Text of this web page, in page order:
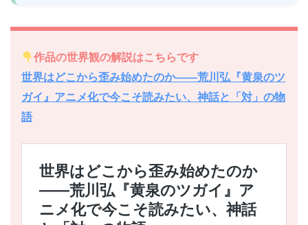
作品の世界観の解説はこちらです
世界はどこから歪み始めたのか――荒川弘『黄泉のツ
ガイ』アニメ化で今こそ読みたい、神話と「対」の物
語